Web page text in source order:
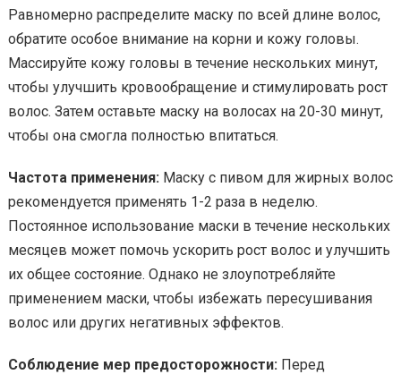
Равномерно распределите маску по всей длине волос,
обратите особое внимание на корни и кожу головы.
Массируйте кожу головы в течение нескольких минут,
чтобы улучшить кровообращение и стимулировать рост
волос. Затем оставьте маску на волосах на 20-30 минут,
чтобы она смогла полностью впитаться.
Частота применения:Маску с пивом для жирных волос
рекомендуется применять 1-2 раза в неделю.
Постоянное использование маски в течение нескольких
месяцев может помочь ускорить рост волос и улучшить
их общее состояние. Однако не злоупотребляйте
применением маски, чтобы избежать пересушивания
волос или других негативных эффектов.
Соблюдение мер предосторожности:Перед